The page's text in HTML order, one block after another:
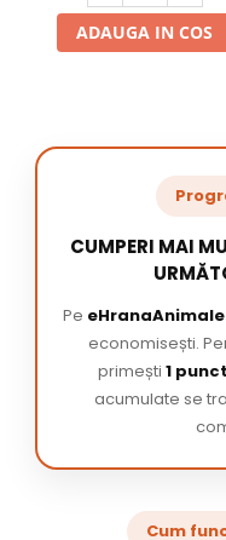
ADAUGA IN COS
CUMPERI MAI
Pe
economisești.
primești 1
acumulate se
Cum